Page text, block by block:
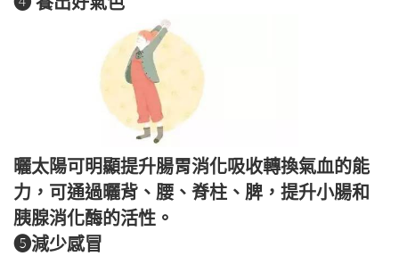
曬太陽可明顯提升腸胃消化吸收轉換氣血的能
力，可通過曬背、腰、脊柱、脾，提升小腸和
胰腺消化酶的活性。
❺減少感冒